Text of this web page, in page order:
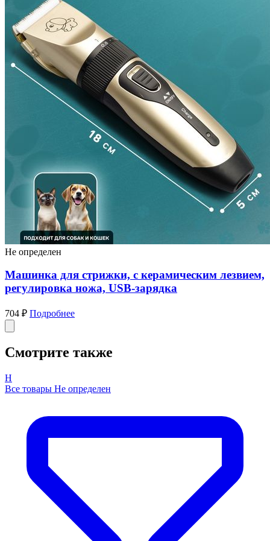
Не определен
Машинка для стрижки, с керамическим лезвием,
регулировка ножа, USB-зарядка
704 ₽ Подробнее
Смотрите также
Н
Все товары Не определен